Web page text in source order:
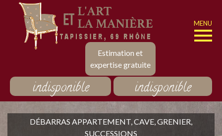
Estimation et
expertise gratuite
MENU
indisponible indisponible
DÉBARRAS APPARTEMENT, CAVE, GRENIER,
SUCCESSIONS